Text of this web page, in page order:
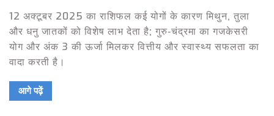
12 अक्टूबर 2025 का राशिफल कई योगों के कारण मिथुन, तुला
और धनु जातकों को विशेष लाभ देता है; गुरु‑चंद्रमा का गजकेसरी
योग और अंक 3 की ऊर्जा मिलकर वित्तीय और स्वास्थ्य सफलता का
वादा करती है।
आगे पढ़ें